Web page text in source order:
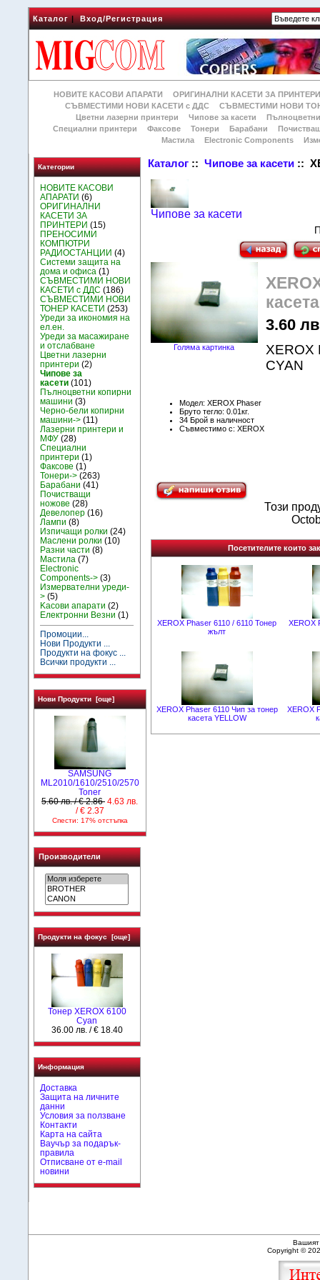
Каталог|Вход/Регистрация
НОВИТЕ КАСОВИ АПАРАТИ
ОРИГИНАЛНИ КАСЕТИ ЗА
СЪВМЕСТИМИ НОВИ КАСЕТИ с ДДС
СЪВМЕСТИМИ НОВИ
Цветни лазерни принтери
Чипове за касети
Специални принтери
Факсове Тонери Барабани
Мастила
Electronic Components
Категории
НОВИТЕ КАСОВИ
АПАРАТИ (6)
ОРИГИНАЛНИ
КАСЕТИ ЗА
ПРИНТЕРИ (15)
ПРЕНОСИМИ
КОМПЮТРИ
РАДИОСТАНЦИИ (4)
Системи защита на
дома и офиса (1)
СЪВМЕСТИМИ НОВИ
КАСЕТИ с ДДС (186)
СЪВМЕСТИМИ НОВИ
ТОНЕР КАСЕТИ (253)
Уреди за икономия на
ел.ен.
Уреди за масажиране
и отслабване
Цветни лазерни
принтери (2)
Чипове за
касети (101)
Пълноцветни копирни
машини (3)
Черно-бели копирни
машини-> (11)
Лазерни принтери и
МФУ (28)
Специални
принтери (1)
Факсове (1)
Тонери-> (263)
Барабани (41)
Почистващи
ножове (28)
Девелопер (16)
Лампи (8)
Изпичащи ролки (24)
Маслени ролки (10)
Разни части (8)
Мастила (7)
Electronic
Components-> (3)
Измервателни уреди-
> (5)
Kасови апарати (2)
Електронни Везни (1)
Промоции...
Нови Продукти ...
Продукти на фокус ...
Всички продукти ...
Нови Продукти [още]
SAMSUNG
ML2010/1610/2510/2570
Toner
5.60 лв. / € 2.86 4.63 лв.
/ € 2.37
Спести: 17% отстъпка
Производители
Продукти на фокус [още]
Тонер XEROX 6100
Cyan
36.00 лв. / € 18.40
Информация
Доставка
Защита на личните
данни
Условия за ползване
Контакти
Карта на сайта
Ваучър за подарък-
правила
Отписване от e-mail
новини
Каталог ::Чипове за касети ::
Чипове за касети
Голяма картинка
3.60
XEROX
CYAN
Модел: XEROX Phaser
Бруто тегло: 0.01кг.
34 Брой в наличност
Съвместимо с: XEROX
Този
Посетителите които
XEROX Phaser 6110 / 6110 Тонер
жълт
XEROX
XEROX Phaser 6110 Чип за тонер
касета YELLOW
XEROX
Copyright ©